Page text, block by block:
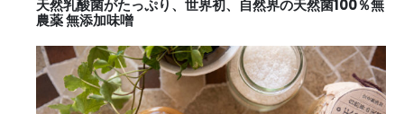
天然乳酸菌がたっぷり、世界初、自然界の天然菌100％無
農薬 無添加味噌